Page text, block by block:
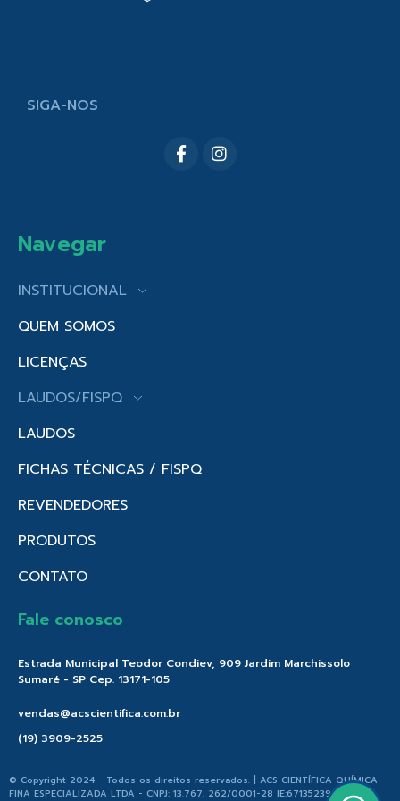
SIGA-NOS
Navegar
INSTITUCIONAL
QUEM SOMOS
LICENÇAS
LAUDOS/FISPQ
LAUDOS
FICHAS TÉCNICAS / FISPQ
REVENDEDORES
PRODUTOS
CONTATO
Fale conosco
Estrada Municipal Teodor Condiev, 909 Jardim Marchissolo
Sumaré - SP Cep. 13171-105
vendas@acscientifica.com.br
(19) 3909-2525
© Copyright 2024 - Todos os direitos reservados. | ACS CIENTÍFICA QUÍMICA
FINA ESPECIALIZADA LTDA - CNPJ: 13.767. 262/0001-28 IE:671352396.176 |